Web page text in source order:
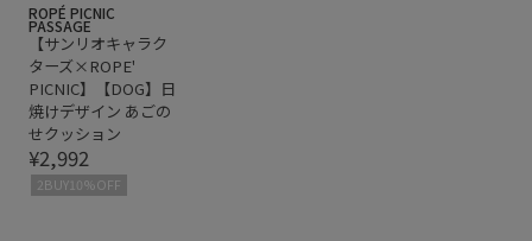
ROPÉ PICNIC
PASSAGE
【サンリオキャラク
ターズ×ROPE'
PICNIC】【DOG】日
焼けデザイン あごの
せクッション
¥2,992
2BUY10%OFF